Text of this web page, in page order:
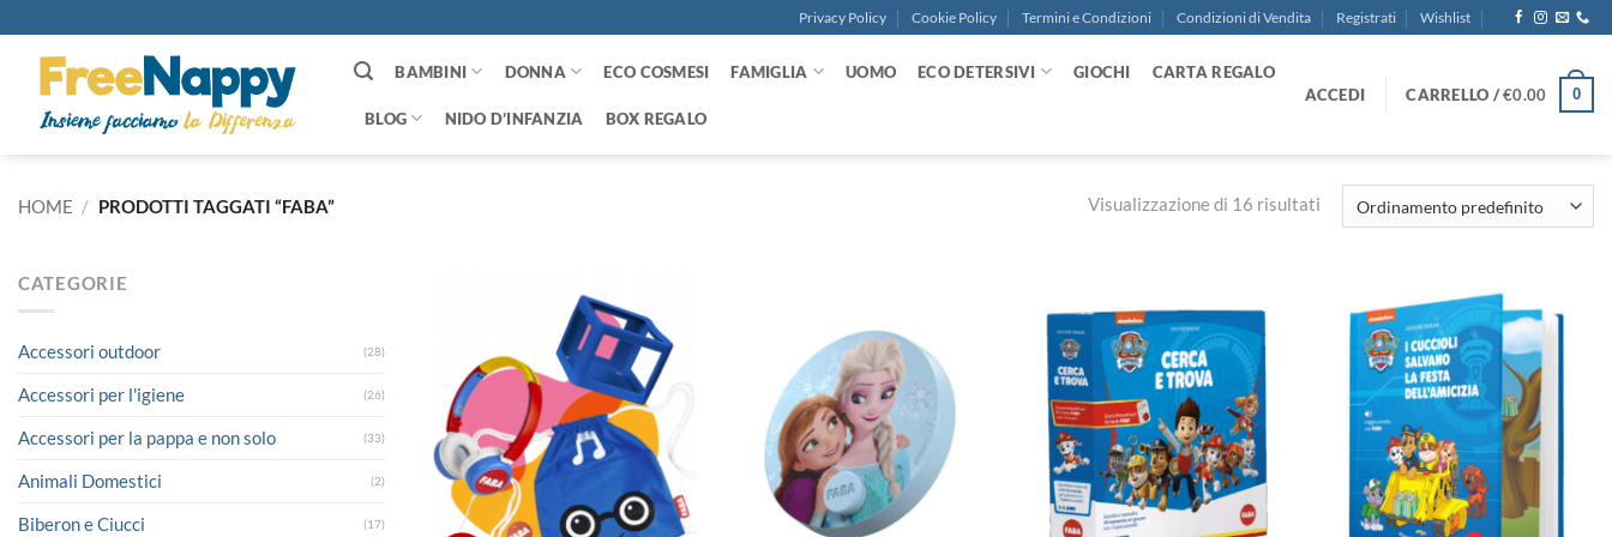
ai
contenuti
Privacy Policy Cookie Policy Termini e Condizioni Condizioni di Vendita Registrati Wishlist
BAMBINI DONNA ECO COSMESI FAMIGLIA UOMO ECO DETERSIVI GIOCHI CARTA REGALO
BLOG NIDO D’INFANZIA BOX REGALO
ACCEDI CARRELLO /€0.00 0
HOME / PRODOTTI TAGGATI “FABA” Visualizzazione di 16 risultati
CATEGORIE
Accessori outdoor (28)
Accessori per l'igiene (26)
Accessori per la pappa e non solo (33)
Animali Domestici (2)
Biberon e Ciucci (17)
Aggiungi
alla lista
dei
desideri
alla lista
desideri
Aggiungi
alla lista
dei
desideri
Aggiungi
alla lista
dei
desideri